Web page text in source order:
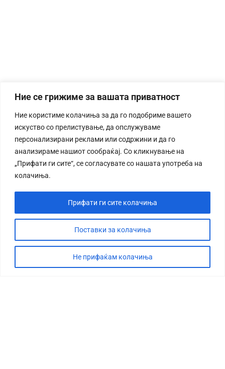
Ние се грижиме за вашата приватност
Ние користиме колачиња за да го подобриме вашето
искуство со прелистување, да опслужуваме
персонализирани реклами или содржини и да го
анализираме нашиот сообраќај. Со кликнување на
„Прифати ги сите“, се согласувате со нашата употреба на
колачиња.
Поставки за колачиња
Не прифаќам колачиња
Прифати ги сите колачиња
СТОРИЈА
ДЕБАТА